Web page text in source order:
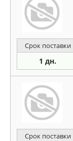
Срок поставки
1 дн.
Срок поставки